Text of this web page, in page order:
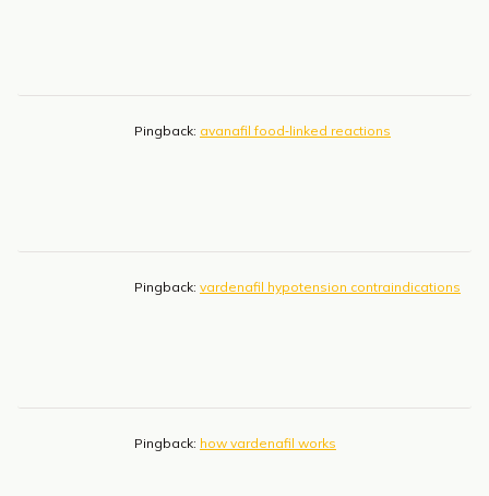
Pingback: avanafil food‑linked reactions
Pingback: vardenafil hypotension contraindications
Pingback: how vardenafil works